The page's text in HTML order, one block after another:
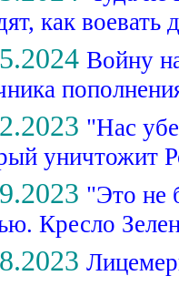
как
Войну
"Нас
уничтожит
"Это не
Кресло